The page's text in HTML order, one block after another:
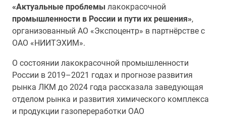
«Актуальные проблемы лакокрасочной
промышленности в России и пути их решения»,
организованный АО «Экспоцентр» в партнёрстве с
ОАО «НИИТЭХИМ».
О состоянии лакокрасочной промышленности
России в 2019–2021 годах и прогнозе развития
рынка ЛКМ до 2024 года рассказала заведующая
отделом рынка и развития химического комплекса
и продукции газопереработки ОАО